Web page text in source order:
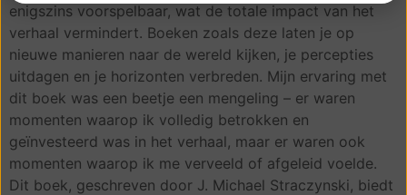
enigszins voorspelbaar, wat de totale impact van het
verhaal vermindert. Boeken zoals deze laten je op
nieuwe manieren naar de wereld kijken, je percepties
uitdagen en je horizonten verbreden. Mijn ervaring met
dit boek was een beetje een mengeling – er waren
momenten waarop ik volledig betrokken en
geïnvesteerd was in het verhaal, maar er waren ook
momenten waarop ik me verveeld of afgeleid voelde.
Dit boek, geschreven door J. Michael Straczynski, biedt